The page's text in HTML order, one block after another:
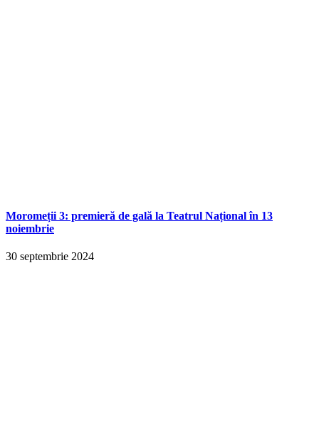
Moromeții 3: premieră de gală la Teatrul Național în 13
noiembrie
30 septembrie 2024